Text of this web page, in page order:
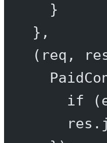
}
},
( req ,
if
res.